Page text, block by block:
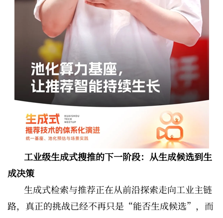
工业级生成式搜推的下一阶段：从生成候选到生
成决策
生成式检索与推荐正在从前沿探索走向工业主链
路，真正的挑战已经不再只是“能否生成候选”，而